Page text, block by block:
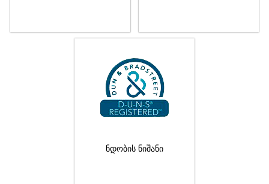
ნდობის ნიშანი